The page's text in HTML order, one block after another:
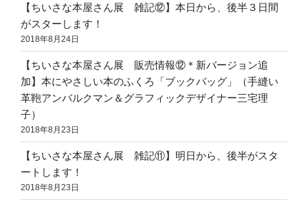
【ちいさな本屋さん展 雑記⑫】本日から、後半３日間
がスターします！
2018年8月24日
【ちいさな本屋さん展 販売情報⑫＊新バージョン追
加】本にやさしい本のふくろ「ブックバッグ」（手縫い
革鞄アンバルクマン＆グラフィックデザイナー三宅理
子）
2018年8月23日
【ちいさな本屋さん展 雑記⑪】明日から、後半がスタ
ートします！
2018年8月23日